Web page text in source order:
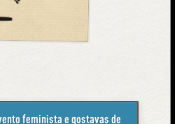
feminista e gostavas de